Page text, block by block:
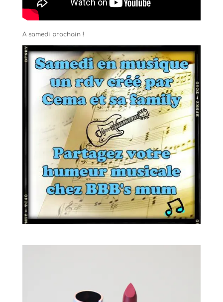
A samedi prochain !